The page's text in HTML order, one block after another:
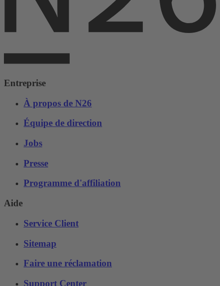
Entreprise
À propos de N26
Équipe de direction
Jobs
Presse
Programme d'affiliation
Aide
Service Client
Sitemap
Faire une réclamation
Support Center